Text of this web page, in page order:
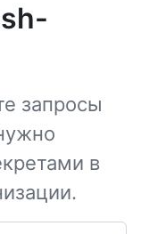
запросы
в